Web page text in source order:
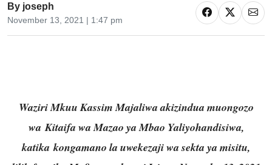
By joseph
November 13, 2021 | 1:47 pm
Waziri Mkuu Kassim Majaliwa akizindua muongozo
wa Kitaifa wa Mazao ya Mbao Yaliyohandisiwa,
katika kongamano la uwekezaji wa sekta ya misitu,